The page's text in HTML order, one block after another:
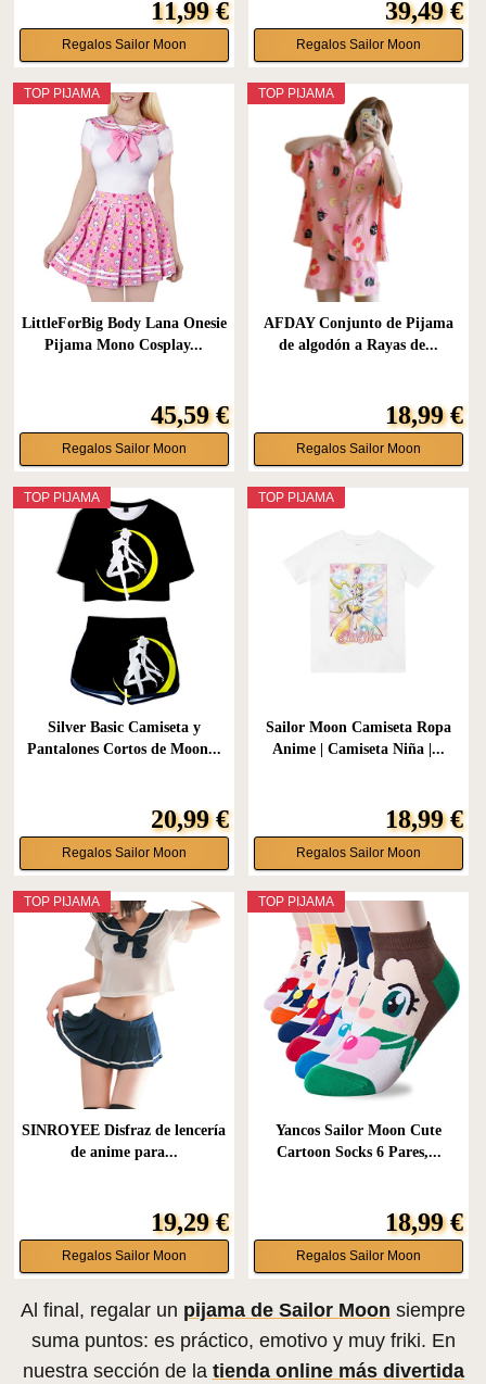
11,99 €
Regalos Sailor Moon
39,49 €
Regalos Sailor Moon
TOP PIJAMA
LittleForBig Body Lana Onesie
Pijama Mono Cosplay...
45,59 €
Regalos Sailor Moon
TOP PIJAMA
AFDAY Conjunto de Pijama
de algodón a Rayas de...
18,99 €
Regalos Sailor Moon
TOP PIJAMA
Silver Basic Camiseta y
Pantalones Cortos de Moon...
20,99 €
Regalos Sailor Moon
TOP PIJAMA
Sailor Moon Camiseta Ropa
Anime | Camiseta Niña |...
18,99 €
Regalos Sailor Moon
TOP PIJAMA
SINROYEE Disfraz de lencería
de anime para...
19,29 €
Regalos Sailor Moon
TOP PIJAMA
Yancos Sailor Moon Cute
Cartoon Socks 6 Pares,...
18,99 €
Regalos Sailor Moon
Al final, regalar un pijama de Sailor Moon siempre
suma puntos: es práctico, emotivo y muy friki. En
nuestra sección de la tienda online más divertida